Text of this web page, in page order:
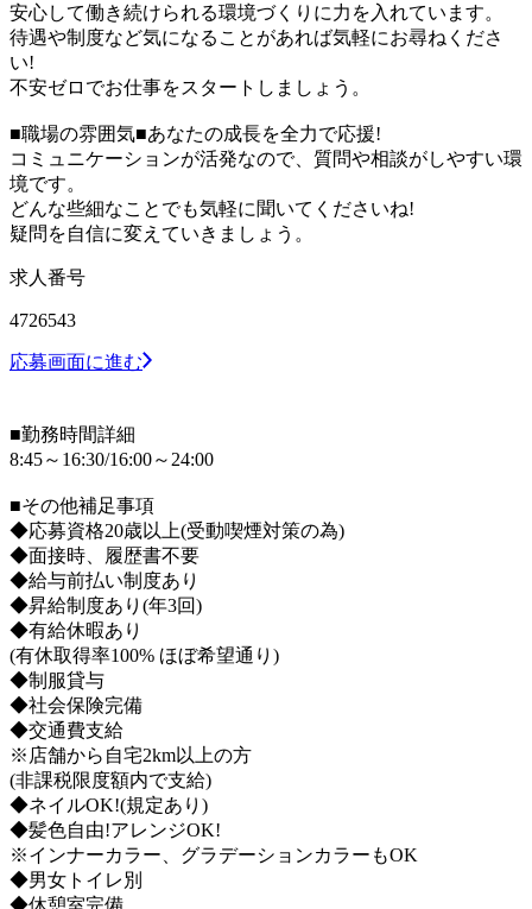
安心して働き続けられる環境づくりに力を入れています。
待遇や制度など気になることがあれば気軽にお尋ねくださ
い!
不安ゼロでお仕事をスタートしましょう。
■職場の雰囲気■あなたの成長を全力で応援!
コミュニケーションが活発なので、質問や相談がしやすい環
境です。
どんな些細なことでも気軽に聞いてくださいね!
疑問を自信に変えていきましょう。
求人番号
4726543
応募画面に進む
■勤務時間詳細
8:45～16:30/16:00～24:00
■その他補足事項
◆応募資格20歳以上(受動喫煙対策の為)
◆面接時、履歴書不要
◆給与前払い制度あり
◆昇給制度あり(年3回)
◆有給休暇あり
(有休取得率100% ほぼ希望通り)
◆制服貸与
◆社会保険完備
◆交通費支給
※店舗から自宅2km以上の方
(非課税限度額内で支給)
◆ネイルOK!(規定あり)
◆髪色自由!アレンジOK!
※インナーカラー、グラデーションカラーもOK
◆男女トイレ別
◆休憩室完備